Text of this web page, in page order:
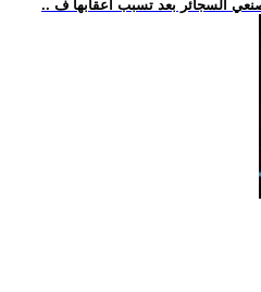
السجائر بعد تسبب أعقابها ف